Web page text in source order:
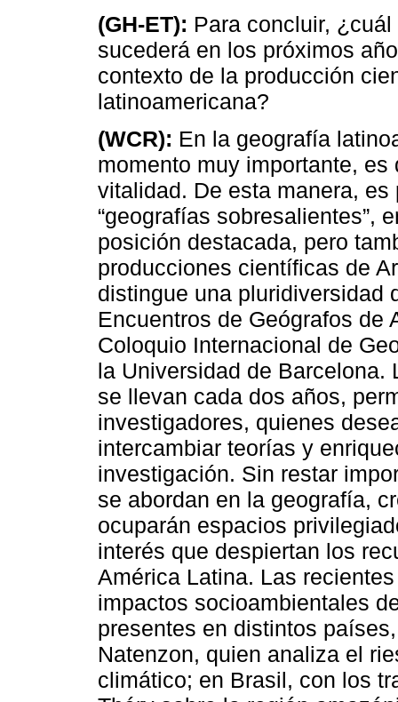
(GH-ET): Para concluir,
sucederá en los próximos
contexto de la producción
latinoamericana?
(WCR): En la geografía
momento muy importante,
vitalidad. De esta manera,
“geografías sobresalientes”,
posición destacada, pero
producciones científicas de
distingue una pluridiversidad
Encuentros de Geógrafos de
Coloquio Internacional de
la Universidad de Barcelona.
se llevan cada dos años,
investigadores, quienes
intercambiar teorías y
investigación. Sin restar
se abordan en la geografía,
ocuparán espacios
interés que despiertan los
América Latina. Las
impactos socioambientales
presentes en distintos
Natenzon, quien analiza el
climático; en Brasil, con los